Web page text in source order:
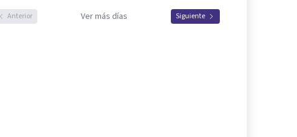
Anterior Ver más días Siguiente